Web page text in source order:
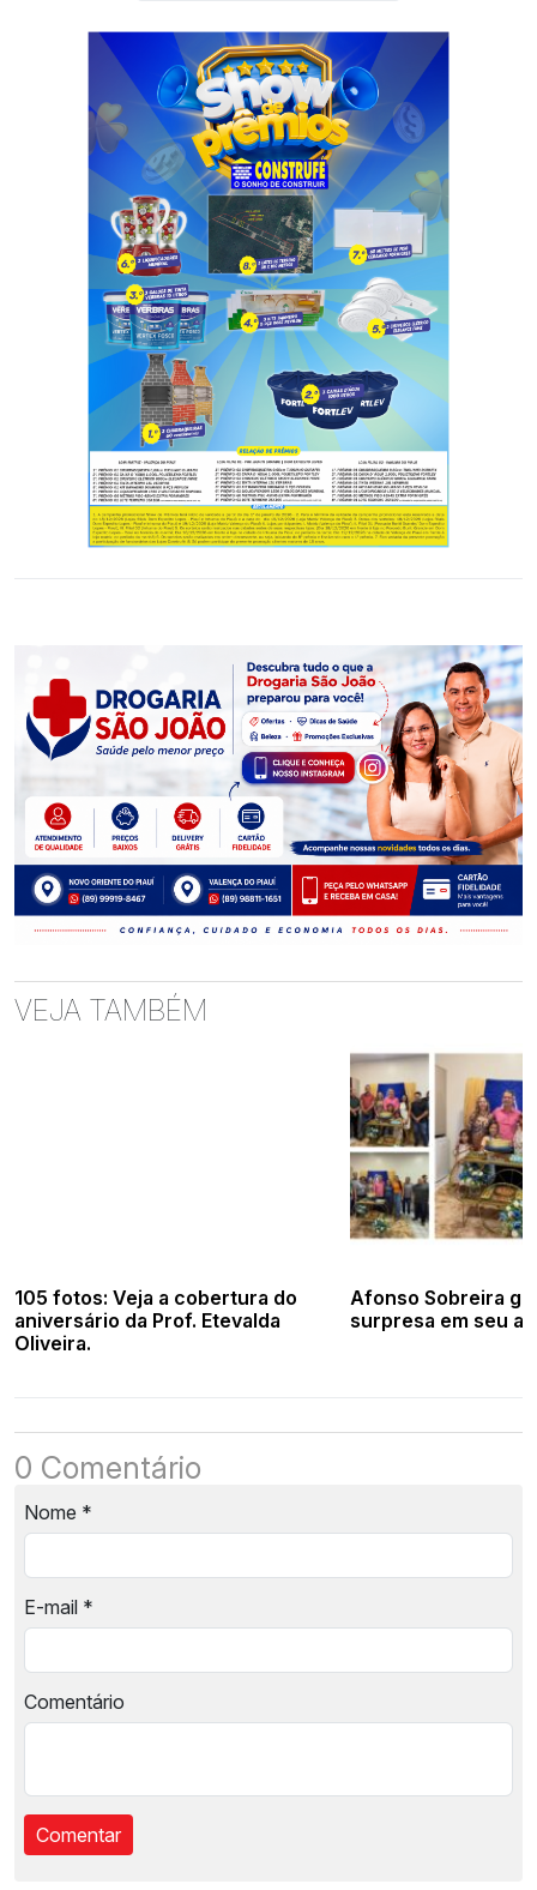
VEJA TAMBÉM
105 fotos: Veja a cobertura do
aniversário da Prof. Etevalda
Oliveira.
Afonso Sobreira
surpresa em seu
0 Comentário
Nome *
E-mail *
Comentário